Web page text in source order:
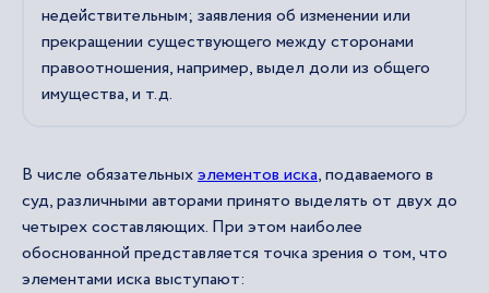
недействительным; заявления об изменении или
прекращении существующего между сторонами
правоотношения, например, выдел доли из общего
имущества, и т.д.
В числе обязательныхэлементов иска, подаваемого в
суд, различными авторами принято выделять от двух до
четырех составляющих. При этом наиболее
обоснованной представляется точка зрения о том, что
элементами иска выступают: